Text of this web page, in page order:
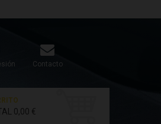
Contacto
0,00 €